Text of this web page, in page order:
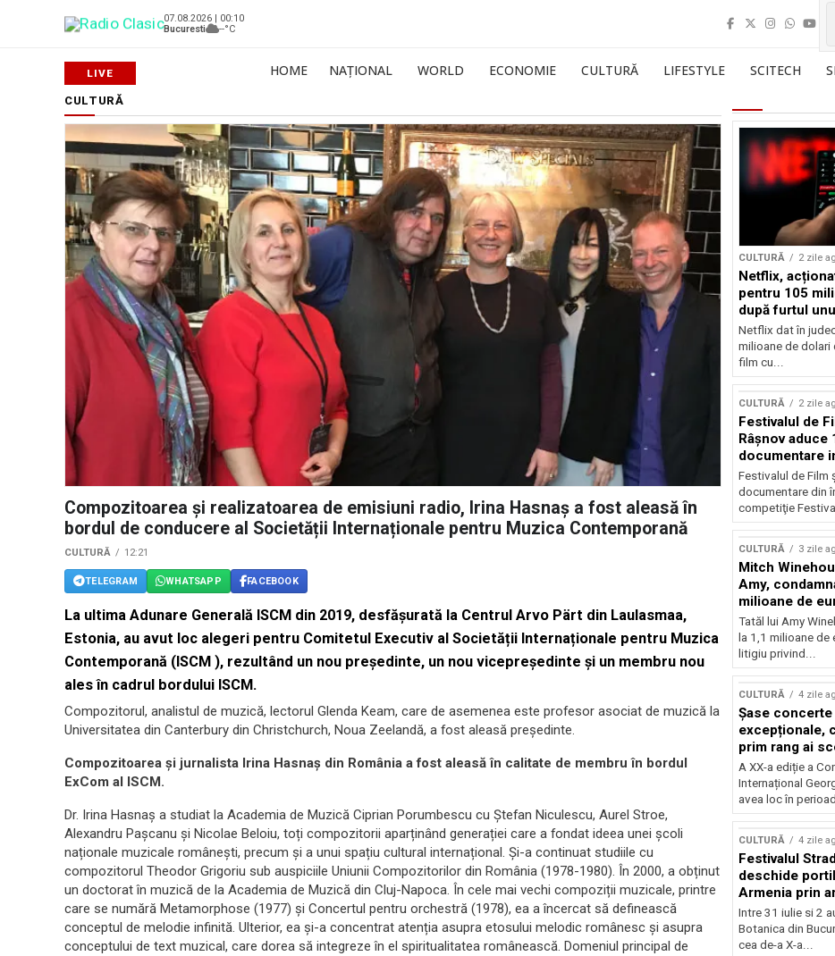
07.08.2026 | 00:10
Bucuresti
--°C
HOME NAȚIONAL WORLD ECONOMIE CULTURĂ LIFESTYLE SCITECH
CULTURĂ
Compozitoarea și realizatoarea de emisiuni radio, Irina Hasnaș a fost aleasă în
bordul de conducere al Societății Internaționale pentru Muzica Contemporană
CULTURĂ 12:21
TELEGRAM WHATSAPP FACEBOOK
La ultima Adunare Generală ISCM din 2019, desfășurată la Centrul Arvo Pärt din Laulasmaa,
Estonia, au avut loc alegeri pentru Comitetul Executiv al Societății Internaționale pentru Muzica
Contemporană (ISCM ), rezultând un nou președinte, un nou vicepreședinte și un membru nou
ales în cadrul bordului ISCM.
Compozitorul, analistul de muzică, lectorul Glenda Keam, care de asemenea este profesor asociat de muzică la
Universitatea din Canterbury din Christchurch, Noua Zeelandă, a fost aleasă președinte.
Compozitoarea și jurnalista Irina Hasnaș din România a fost aleasă în calitate de membru în bordul
ExCom al ISCM.
Dr. Irina Hasnaș a studiat la Academia de Muzică Ciprian Porumbescu cu Ștefan Niculescu, Aurel Stroe,
Alexandru Pașcanu și Nicolae Beloiu, toți compozitorii aparținând generației care a fondat ideea unei școli
naționale muzicale românești, precum și a unui spațiu cultural internațional. Și-a continuat studiile cu
compozitorul Theodor Grigoriu sub auspiciile Uniunii Compozitorilor din România (1978-1980). În 2000, a obținut
un doctorat în muzică de la Academia de Muzică din Cluj-Napoca. În cele mai vechi compoziții muzicale, printre
care se numără Metamorphose (1977) și Concertul pentru orchestră (1978), ea a încercat să definească
conceptul de melodie infinită. Ulterior, ea și-a concentrat atenția asupra etosului melodic românesc și asupra
conceptului de text muzical, care dorea să integreze în el spiritualitatea românească. Domeniul principal de
CULTURĂ 2 zile
Netflix,
pentru 105
după furtul
Nicolas Cage
Netflix dat în
milioane de dolari
film cu...
CULTURĂ 2 zile
Festivalul de
Râşnov aduce
documentare
premieră
Festivalul de Film
documentare din
competiţie
CULTURĂ 3 zile
Mitch
Amy,
milioane de
litigiu pierdut
Tatăl lui Amy
la 1,1 milioane de
litigiu privind...
CULTURĂ 4 zile
Șase
excepționale,
prim rang ai
internaționale
orchestrale
prestigiu, în
Concursului
A XX-a ediție a
Internațional
avea loc în
CULTURĂ 4 zile
Festivalul
deschide
Armenia prin
patrimoniu,
august, la
Bucuresti
Intre 31 iulie si 2
Botanica din
cea de-a X-a...